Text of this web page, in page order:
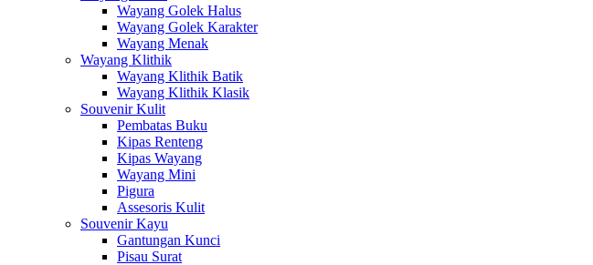
Wayang Golek Halus
Wayang Golek Karakter
Wayang Menak
Wayang Klithik
Wayang Klithik Batik
Wayang Klithik Klasik
Souvenir Kulit
Pembatas Buku
Kipas Renteng
Kipas Wayang
Wayang Mini
Pigura
Assesoris Kulit
Souvenir Kayu
Gantungan Kunci
Pisau Surat